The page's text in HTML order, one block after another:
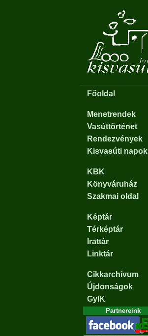
Főoldal
Menetrendek
Vasúttörténet
Rendezvények
Kisvasúti napok
KBK
Könyváruház
Szakmai oldal
Képtár
Térképtár
Irattár
Linktár
Cikkarchívum
Újdonságok
GyIK
Partnereink